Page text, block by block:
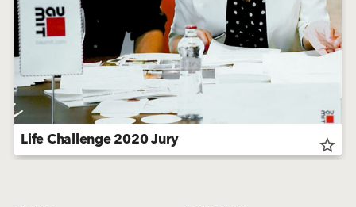
Life Challenge 2020 Jury star_border